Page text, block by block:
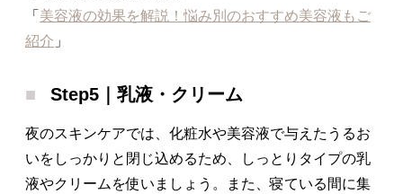
「 美容液の効果を解説！悩み別のおすすめ美容液もご
紹介 」
Step5｜乳液・クリーム
夜のスキンケアでは、化粧水や美容液で与えたうるお
いをしっかりと閉じ込めるため、しっとりタイプの乳
液やクリームを使いましょう。また、寝ている間に集